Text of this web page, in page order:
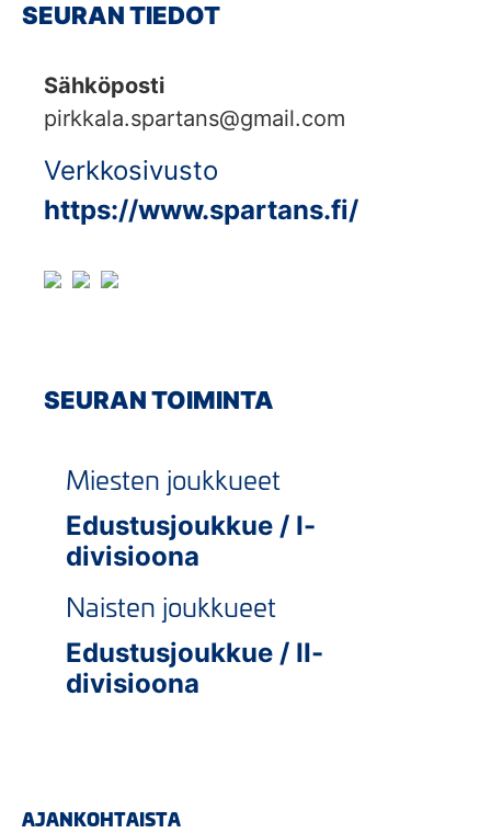
SEURAN TIEDOT
Sähköposti
pirkkala.spartans@gmail.com
Verkkosivusto
https://www.spartans.fi/
SEURAN TOIMINTA
Miesten joukkueet
Edustusjoukkue / I-
divisioona
Naisten joukkueet
Edustusjoukkue / II-
divisioona
AJANKOHTAISTA